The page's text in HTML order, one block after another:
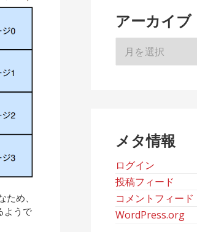
め、
ようで
アーカイブ
メタ情報
ログイン
投稿フィード
コメントフィード
WordPress.org